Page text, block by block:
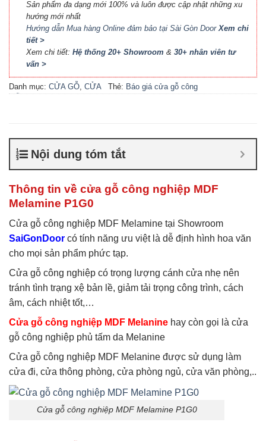
Sản phẩm đa dạng mới 100% và luôn được cập nhật những xu
hướng mới nhất
Hướng dẫn Mua hàng Online đảm bảo tại Sài Gòn DoorXem chi
tiết >
Xem chi tiết: Hệ thống 20+ Showroom & 30+ nhân viên tư
vấn >
Danh mục: CỬA GỖ, CỬA
Thẻ: Báo giá cửa gỗ công
nghiệp chống ẩm
công nghiệp sơn trắng
gỗ MDF Laminate,Cửa gỗ
MDF Melamine
MDF phủ Melamine
Nội dung tóm tắt
Thông tin về cửa gỗ công nghiệp MDF
Melamine P1G0
Cửa gỗ công nghiệp MDF Melamine tại Showroom
SaiGonDoor có tính năng ưu việt là dễ định hình hoa văn
cho mọi sản phẩm phức tạp.
Cửa gỗ công nghiệp có trọng lượng cánh cửa nhẹ nên
tránh tình trạng xệ bản lề, giảm tải trọng công trình, cách
âm, cách nhiệt tốt,…
Cửa gỗ công nghiệp MDF Melanine hay còn gọi là cửa
gỗ công nghiệp phủ tấm da Melanine
Cửa gỗ công nghiệp MDF Melanine được sử dụng làm
cửa đi, cửa thông phòng, cửa phòng ngủ, cửa văn phòng,..
Cửa gỗ công nghiệp MDF Melamine P1G0